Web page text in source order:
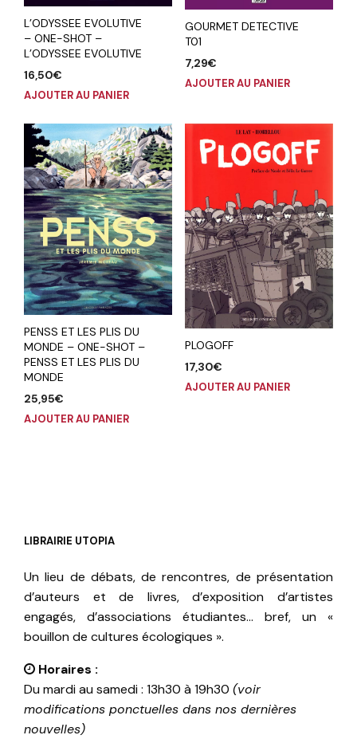
L’ODYSSEE EVOLUTIVE
– ONE-SHOT –
L’ODYSSEE EVOLUTIVE
16,50€
AJOUTER AU PANIER
GOURMET DETECTIVE
T01
7,29€
AJOUTER AU PANIER
PENSS ET LES PLIS DU
MONDE – ONE-SHOT –
PENSS ET LES PLIS DU
MONDE
25,95€
AJOUTER AU PANIER
PLOGOFF
17,30€
AJOUTER AU PANIER
LIBRAIRIE UTOPIA
Un lieu de débats, de rencontres, de présentation
d’auteurs et de livres, d’exposition d’artistes
engagés, d’associations étudiantes… bref, un «
bouillon de cultures écologiques ».
Horaires :
Du mardi au samedi : 13h30 à 19h30 (voir
modifications ponctuelles dans nos dernières
nouvelles)